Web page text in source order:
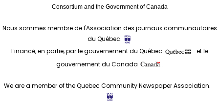
Consortium and the Government of Canada
Nous sommes membre de l'Association des journaux communautaires
du Québec.
Financé, en partie, par le gouvernement du Québec
et le
gouvernement du Canada
.
We are a member of the Quebec Community Newspaper Association.